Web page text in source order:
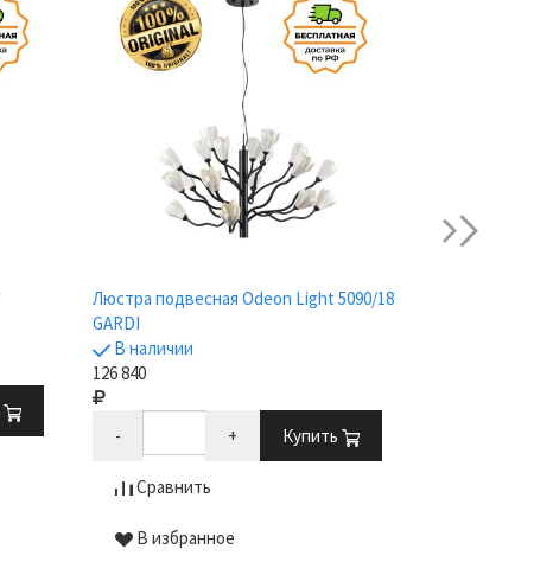
Люстра подвесная Odeon Light 5090/18
GARDI
В наличии
126 840
- + Купить
Сравнить
В избранное
next